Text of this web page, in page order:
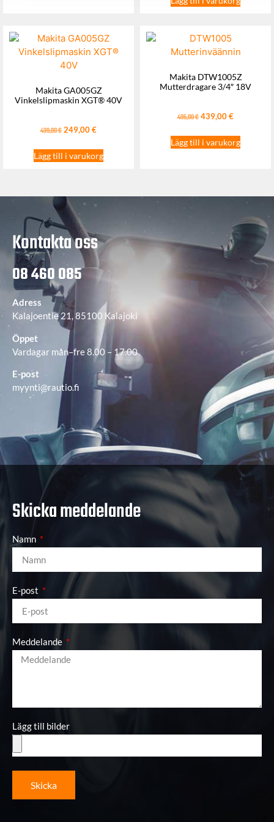
Makita GA005GZ
Vinkelslipmaskin XGT® 40V
439,00€249,00€
Lägg till i varukorg
Makita DTW1005Z
Mutterdragare 3/4″ 18V
495,00€439,00€
Lägg till i varukorg
Kontakta oss
08 460 085
Adress
Kalajoentie 21, 85100 Kalajoki
Öppet
Vardagar mån–fre 8.00 – 17.00
E-post
myynti@rautio.fi
Skicka meddelande
Namn
E-post
Meddelande
Lägg till bilder
Skicka